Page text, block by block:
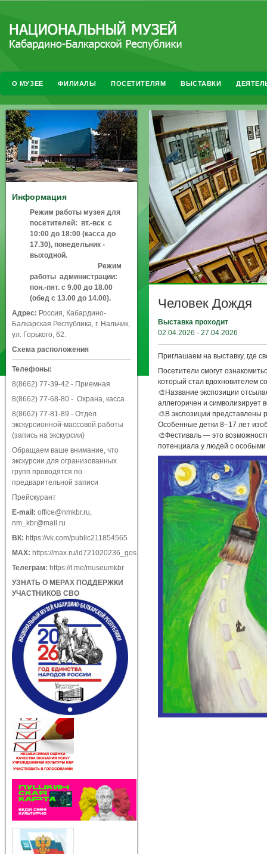
О МУЗЕЕ ФИЛИАЛЫ ПОСЕТИТЕЛЯМ ВЫСТАВКИ
Человек Дождя
Выставка проходит
02.04.2026 - 27.04.2026
Приглашаем на выставку, где
Посетители смогут
который стал вдохновителем
🎨Название экспозиции
аллегоричен и символизирует
🎨В экспозиции представлены
Особенные детки 8–17 лет
🎨Фестиваль — это
потенциала у людей с
Информация
Режим работы музея для
посетителей: вт.-вск. с
10:00 до 18:00 (касса до
17.30), понедельник -
выходной.
Режим
работы администрации:
пон.-пят. с 9.00 до 18.00
(обед с 13.00 до 14.00).
Адрес: Россия, Кабардино-
Балкарская Республика, г. Нальчик,
ул. Горького, 62.
Схема расположения
Телефоны:
8(8662) 77-39-42 - Приемная
8(8662) 77-68-80 - Охрана, касса
8(8662) 77-81-89 - Отдел
экскурсионной-массовой работы
(запись на экскурсии)
Обращаем ваше внимание, что
экскурсии для огранизованных
групп проводятся по
предварительной записи
Прейскурант
E-mail: office@nmkbr.ru,
nm_kbr@mail.ru
ВК: https://vk.com/public211854565
МАХ: https://max.ru/id721020236_gos
Телеграм: https://t.me/museumkbr
УЗНАТЬ О МЕРАХ ПОДДЕРЖКИ
УЧАСТНИКОВ СВО